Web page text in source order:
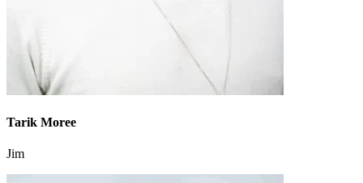
Tarik Moree
Jim